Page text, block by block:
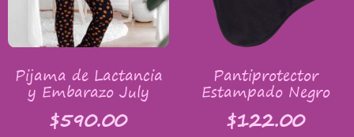
Pijama de Lactancia
y Embarazo July
$590.00
Pantiprotector
Estampado Negro
$122.00